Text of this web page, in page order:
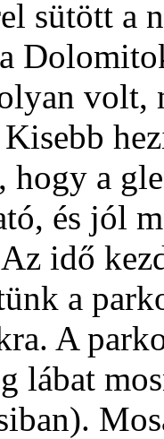
sütött a
volt,
a
és jól
idő
a
A
lábat